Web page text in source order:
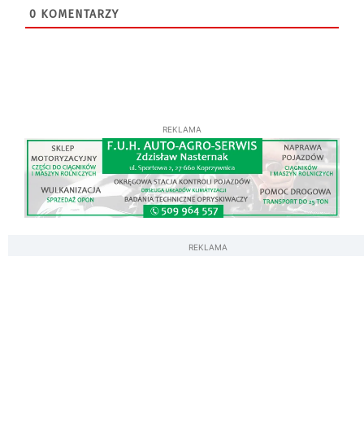
0 KOMENTARZY
REKLAMA
REKLAMA